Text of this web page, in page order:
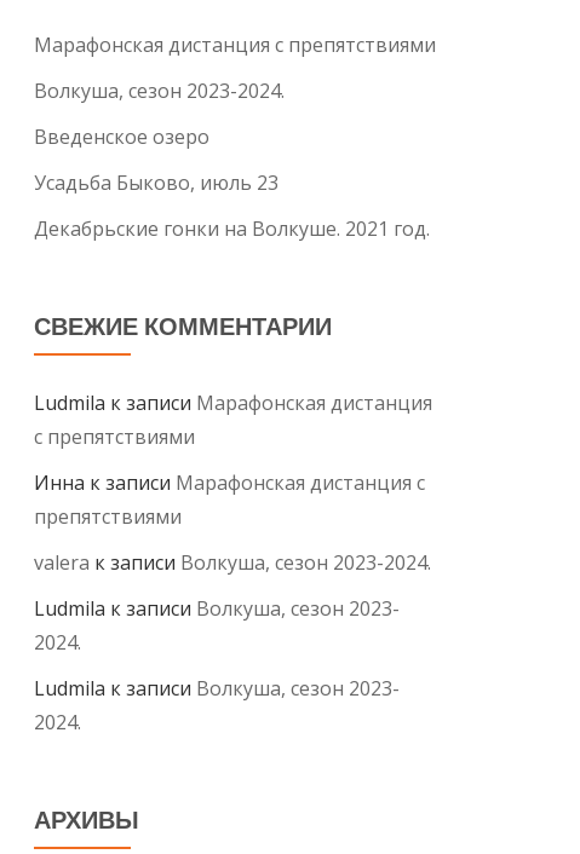
Марафонская дистанция с препятствиями
Волкуша, сезон 2023-2024.
Введенское озеро
Усадьба Быково, июль 23
Декабрьские гонки на Волкуше. 2021 год.
СВЕЖИЕ КОММЕНТАРИИ
Ludmila к записи Марафонская дистанция
с препятствиями
Инна к записи Марафонская дистанция с
препятствиями
valera к записи Волкуша, сезон 2023-2024.
Ludmila к записи Волкуша, сезон 2023-
2024.
Ludmila к записи Волкуша, сезон 2023-
2024.
АРХИВЫ